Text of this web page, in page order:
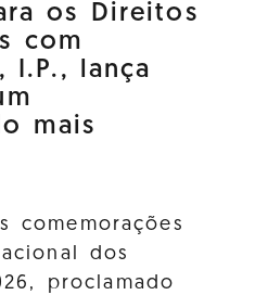
os Direitos
com
I.P., lança
mais
comemorações
dos
proclamado